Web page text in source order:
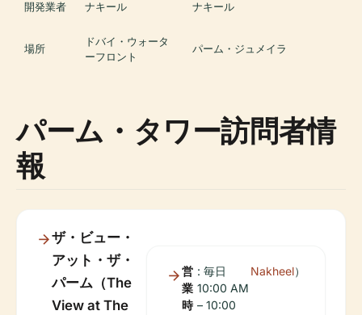
開発業者 ナキール ナキール
場所
ドバイ・ウォータ
ーフロント
パーム・ジュメイラ
パーム・タワー訪問者情
報
ザ・ビュー・
アット・ザ・
パーム（The
View at The
営
業
時
: 毎日
10:00 AM
– 10:00
Nakheel）